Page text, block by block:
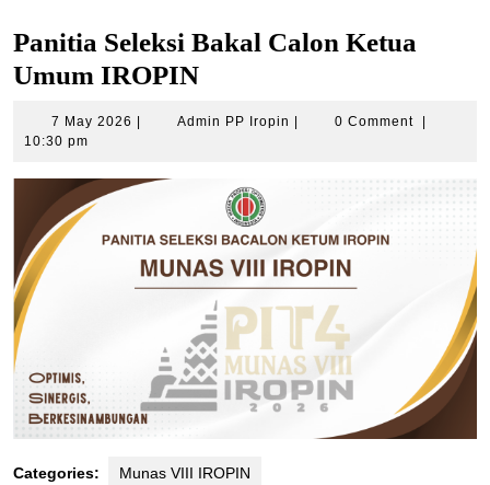
Panitia Seleksi Bakal Calon Ketua
Umum IROPIN
7 May 2026 7
Admin PP Iropin Admin
0 Comment
10:30 pm
Categories: Munas VIII IROPIN